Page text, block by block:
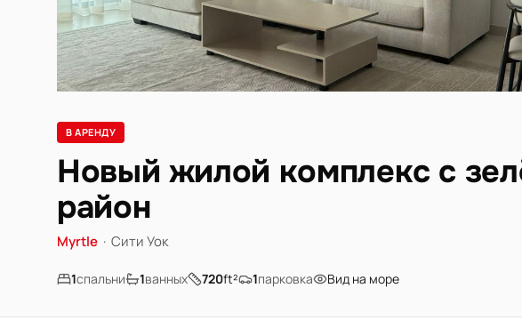
В АРЕНДУ
Новый жилой комплекс с
район
Myrtle · Сити Уок
1спальни 1ванных 720ft² 1парковка Вид на море